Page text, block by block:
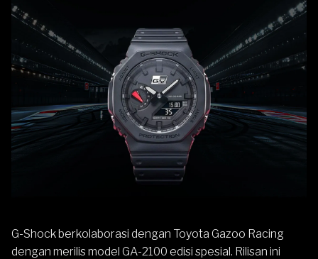
G-Shockberkolaborasi dengan Toyota Gazoo Racing
dengan merilis model GA-2100 edisi spesial. Rilisan ini